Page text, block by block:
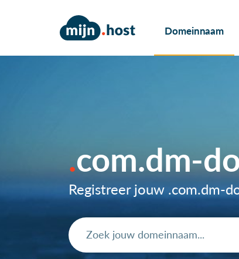
Domeinnaam
com.dm-
Registreer jouw .com.dm-